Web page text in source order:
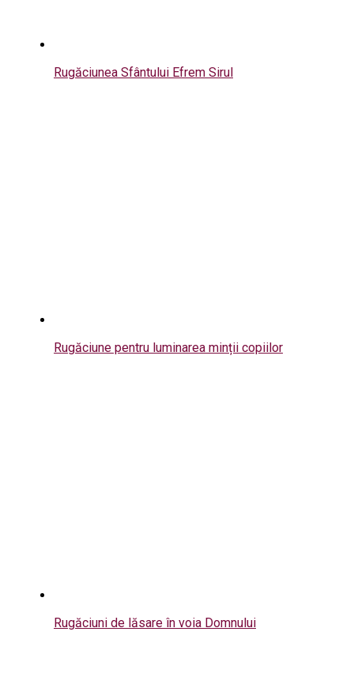
Rugăciunea Sfântului Efrem Sirul
Rugăciune pentru luminarea minții copiilor
Rugăciuni de lăsare în voia Domnului